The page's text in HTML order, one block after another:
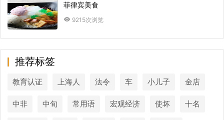
菲律宾美食
9215次浏览
推荐标签
教育认证 上海人 法令 车 小儿子 金店
中非 中旬 常用语 宏观经济 使坏 十名